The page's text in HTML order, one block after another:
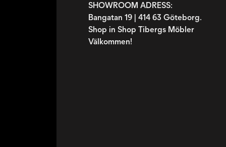
SHOWROOM ADRESS:
Bangatan 19 | 414 63 Göteborg.
Shop in Shop Tibergs Möbler
Välkommen!